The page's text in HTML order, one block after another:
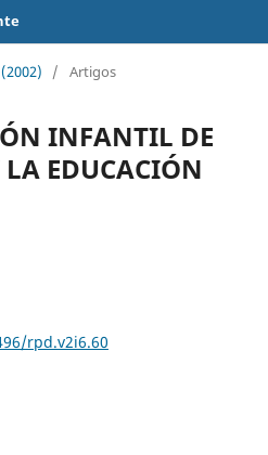
/ Artigos
INFANTIL DE
LA EDUCACIÓN
rpd.v2i6.60